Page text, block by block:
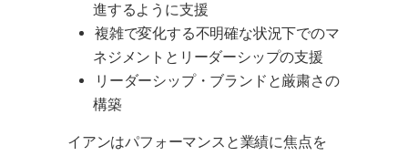
進するように支援
複雑で変化する不明確な状況下でのマ
ネジメントとリーダーシップの支援
リーダーシップ・ブランドと厳粛さの
構築
イアンはパフォーマンスと業績に焦点を